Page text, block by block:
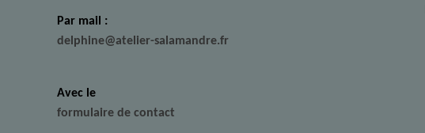
Par mail :
delphine@atelier-salamandre.fr
Avec le
formulaire de contact